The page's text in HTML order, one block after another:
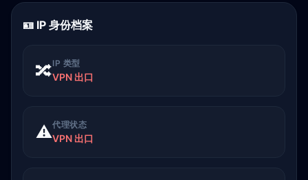
🪪 IP 身份档案
🔀IP 类型
VPN 出口
⚠️代理状态
VPN 出口